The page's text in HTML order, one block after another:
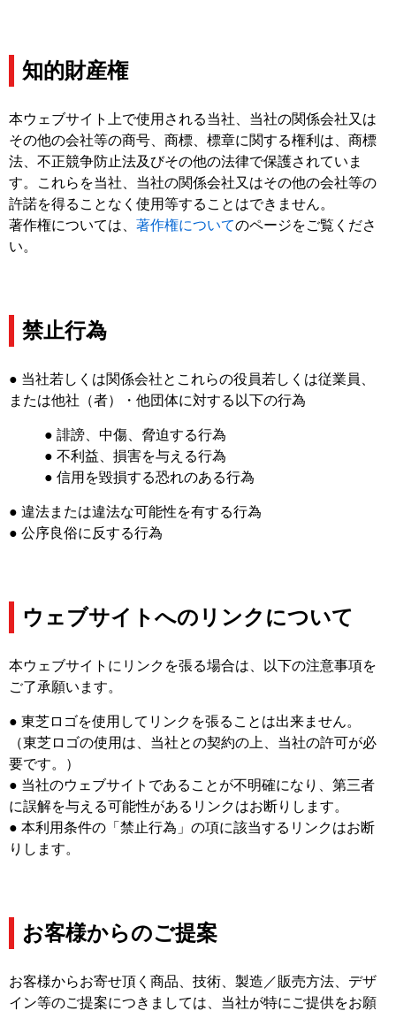
知的財産権
本ウェブサイト上で使用される当社、当社の関係会社又は
その他の会社等の商号、商標、標章に関する権利は、商標
法、不正競争防止法及びその他の法律で保護されていま
す。これらを当社、当社の関係会社又はその他の会社等の
許諾を得ることなく使用等することはできません。
著作権については、 著作権についてのページをご覧くださ
い。
禁止行為
● 当社若しくは関係会社とこれらの役員若しくは従業員、
または他社（者）・他団体に対する以下の行為
● 誹謗、中傷、脅迫する行為
● 不利益、損害を与える行為
● 信用を毀損する恐れのある行為
● 違法または違法な可能性を有する行為
● 公序良俗に反する行為
ウェブサイトへのリンクについて
本ウェブサイトにリンクを張る場合は、以下の注意事項を
ご了承願います。
● 東芝ロゴを使用してリンクを張ることは出来ません。
（東芝ロゴの使用は、当社との契約の上、当社の許可が必
要です。）
● 当社のウェブサイトであることが不明確になり、第三者
に誤解を与える可能性があるリンクはお断りします。
● 本利用条件の「禁止行為」の項に該当するリンクはお断
りします。
お客様からのご提案
お客様からお寄せ頂く商品、技術、製造／販売方法、デザ
イン等のご提案につきましては、当社が特にご提供をお願